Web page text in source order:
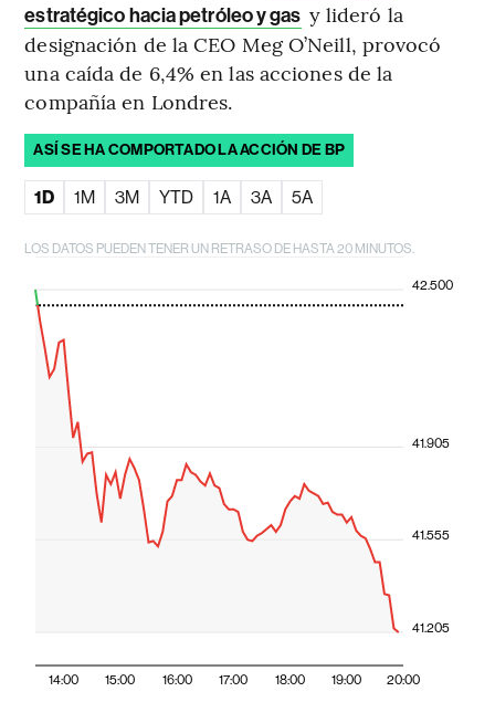
estratégico hacia petróleo y gas y lideró la
designación de la CEO Meg O’Neill, provocó
una caída de 6,4% en las acciones de la
compañía en Londres.
ASÍ SE HA COMPORTADO LA ACCIÓN DE BP
1D 1M 3M YTD 1A 3A 5A
LOS DATOS PUEDEN TENER UN RETRASO DE HASTA 20 MINUTOS.
14:00 15:00 16:00 17:00 18:00 19:00 20:00
41.205
41.555
41.905
42.500